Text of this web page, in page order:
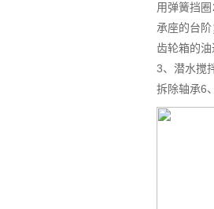
用弹簧挡
承座的台
齿轮箱的
3、潜水搅
拆除轴承6